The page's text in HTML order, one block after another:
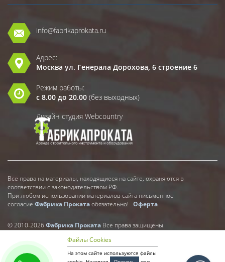
info@fabrikaprokata.ru
Адрес:
Москва ул. Генерала Дорохова, 6 строение 6
Режим работы:
с 8.00 до 20.00 (без выходных)
Дизайн студия Webcountry
Все права на материалы, находящиеся на сайте, охраняются в
соответствии с законодательством РФ.
При любом использовании материалов сайта письменное
согласие Фабрика Прокатаобязательно! Оферта
© 2010-2026Фабрика Проката Все права защищены.
Файлы Cookies
На этом сайте используются файлы